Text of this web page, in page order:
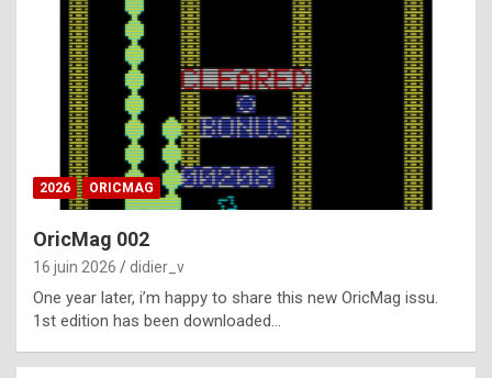
y
d
i
ff
i
l
t
t
2026 ORICMAG
OricMag 002
16 juin 2026 didier_v
One year later, i’m happy to share this new OricMag issu.
1st edition has been downloaded…